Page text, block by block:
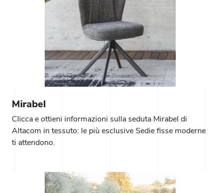
Mirabel
Clicca e ottieni informazioni sulla seduta Mirabel di
Altacom in tessuto: le più esclusive Sedie fisse moderne
ti attendono.